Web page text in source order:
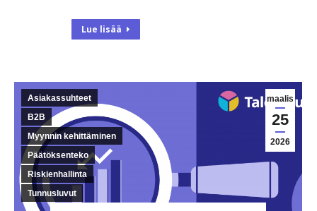
Lue lisää
maalis
25
2026
Asiakassuhteet
B2B
Myynnin kehittäminen
Päätöksenteko
Riskienhallinta
Tunnusluvut